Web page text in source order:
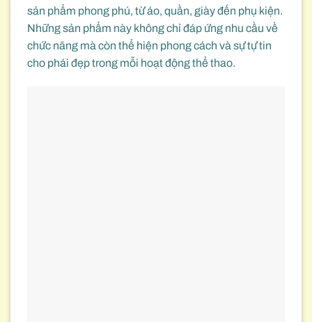
sản phẩm phong phú, từ áo, quần, giày đến phụ kiện.
Những sản phẩm này không chỉ đáp ứng nhu cầu về
chức năng mà còn thể hiện phong cách và sự tự tin
cho phái đẹp trong mỗi hoạt động thể thao.